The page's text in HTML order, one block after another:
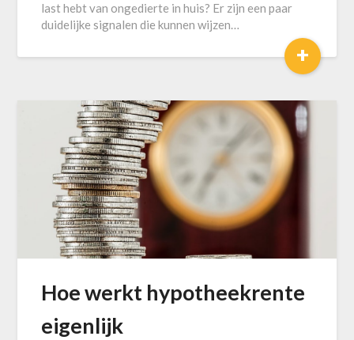
last hebt van ongedierte in huis? Er zijn een paar
duidelijke signalen die kunnen wijzen…
+
Hoe werkt hypotheekrente
eigenlijk